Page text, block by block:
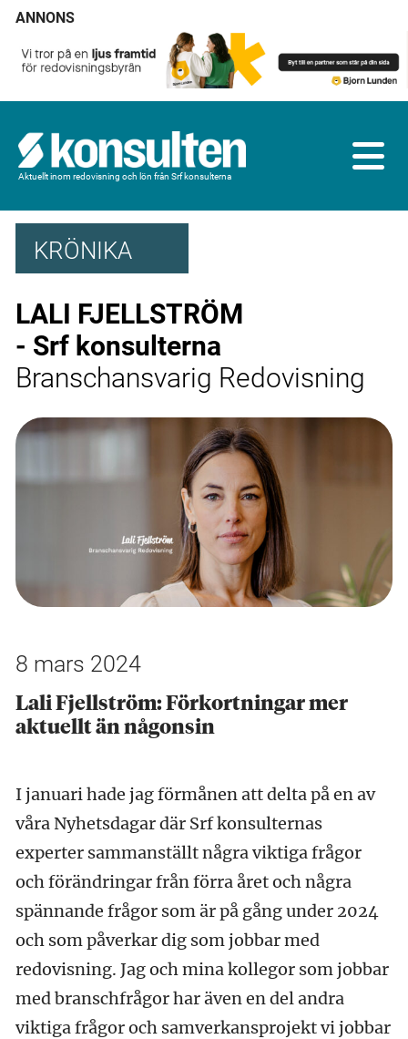
ANNONS
Aktuellt inom redovisning och lön från Srf konsulterna
KRÖNIKA
LALI FJELLSTRÖM
- Srf konsulterna
Branschansvarig Redovisning
8 mars 2024
Lali Fjellström: Förkortningar mer
aktuellt än någonsin
I januari hade jag förmånen att delta på en av
våra Nyhetsdagar där Srf konsulternas
experter sammanställt några viktiga frågor
och förändringar från förra året och några
spännande frågor som är på gång under 2024
och som påverkar dig som jobbar med
redovisning. Jag och mina kollegor som jobbar
med branschfrågor har även en del andra
viktiga frågor och samverkansprojekt vi jobbar